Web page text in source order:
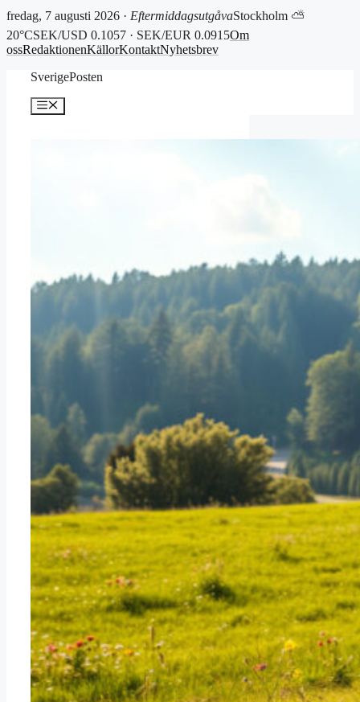
fredag, 7 augusti 2026 · EftermiddagsutgåvaStockholm ⛅
20°CSEK/USD 0.1057 · SEK/EUR 0.0915Om
ossRedaktionenKällorKontaktNyhetsbrev
SverigePosten
Meny